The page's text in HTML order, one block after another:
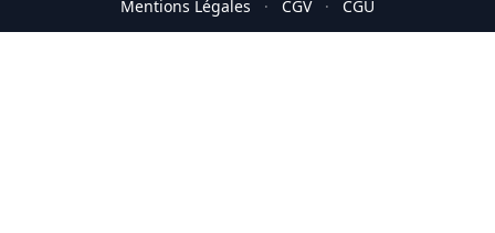
Mentions Légales · CGV · CGU